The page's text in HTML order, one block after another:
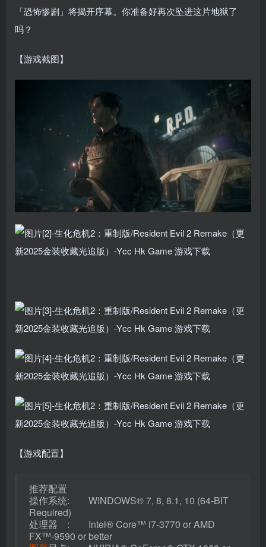
「恐怖惨剧」将揭开序幕。你准备好再次坠进这片地狱了
吗？
【游戏截图】
【游戏配置】
推荐配置
操作系统: WINDOWS® 7, 8, 8.1, 10 (64-BIT
Required)
处理器 : Intel® Core™ i7-3770 or AMD
FX™-9590 or better